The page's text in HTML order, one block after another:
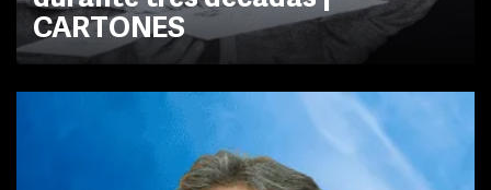
CARTONES